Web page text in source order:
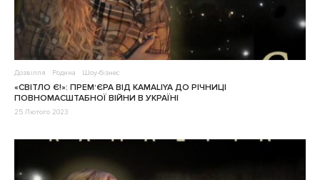
Дозвілля Родина Шоу-бізнес
«СВІТЛО Є!»: ПРЕМ‘ЄРА ВІД KAMALIYA ДО РІЧНИЦІ
ПОВНОМАСШТАБНОЇ ВІЙНИ В УКРАЇНІ
25 Лютого 2023